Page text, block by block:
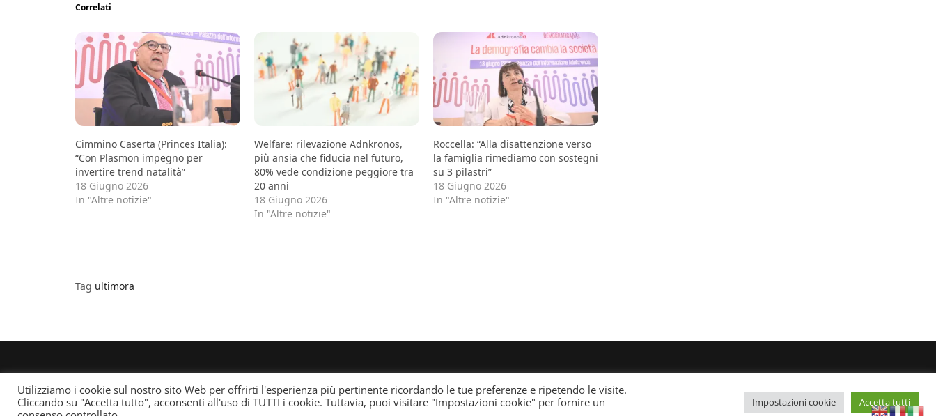
Correlati
Cimmino Caserta (Princes Italia):
“Con Plasmon impegno per
invertire trend natalità”
18 Giugno 2026
In "Altre notizie"
Welfare: rilevazione Adnkronos,
più ansia che fiducia nel futuro,
80% vede condizione peggiore tra
20 anni
18 Giugno 2026
In "Altre notizie"
Roccella: “Alla disattenzione verso
la famiglia rimediamo con sostegni
su 3 pilastri”
18 Giugno 2026
In "Altre notizie"
Tag ultimora
© All rights reserved. Quotidiano registrato all'albo dei giornali e periodici presso il Tribunale di Torino n. 25 del 24/8/2022 Editore: Agostino Scozzaro Direttore
responsabile: Andrea Musacchio Theme Sportsx designed byWPInterface.
Utilizziamo i cookie sul nostro sito Web per offrirti l'esperienza più pertinente ricordando le tue preferenze e ripetendo le visite.
Cliccando su "Accetta tutto", acconsenti all'uso di TUTTI i cookie. Tuttavia, puoi visitare "Impostazioni cookie" per fornire un
Impostazioni cookie Accetta tutti